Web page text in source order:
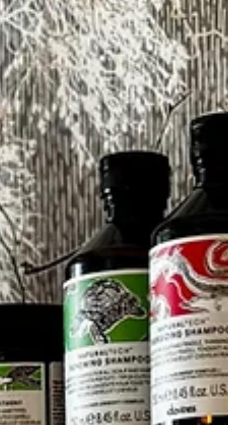
Agata | Studio Synergia Content Writer
Fryzjer
Fryzjerstwo Damskie
Fryzjerstwo Damskie – Sztuka Tworzenia Pięknych Fryzur